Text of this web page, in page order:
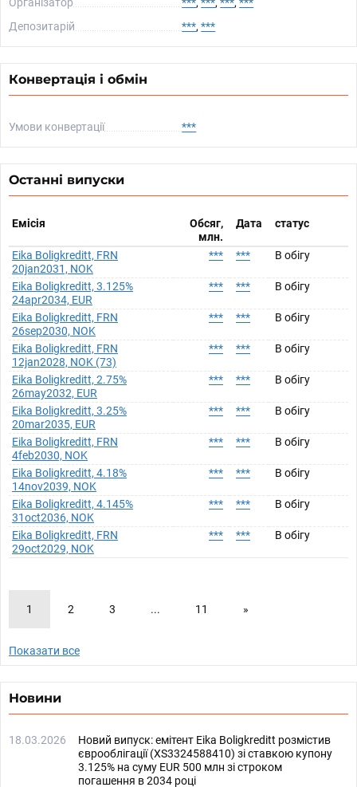
Депозитарій
***, ***
Конвертація і обмін
Умови конвертації ***
Останні випуски
Емісія
Обсяг,
млн.
Дата статус
Eika Boligkreditt, FRN
20jan2031, NOK
*** *** В обігу
Eika Boligkreditt, 3.125%
24apr2034, EUR
*** *** В обігу
Eika Boligkreditt, FRN
26sep2030, NOK
*** *** В обігу
Eika Boligkreditt, FRN
12jan2028, NOK (73)
*** *** В обігу
Eika Boligkreditt, 2.75%
26may2032, EUR
*** *** В обігу
Eika Boligkreditt, 3.25%
20mar2035, EUR
*** *** В обігу
Eika Boligkreditt, FRN
4feb2030, NOK
*** *** В обігу
Eika Boligkreditt, 4.18%
14nov2039, NOK
*** *** В обігу
Eika Boligkreditt, 4.145%
31oct2036, NOK
*** *** В обігу
Eika Boligkreditt, FRN
29oct2029, NOK
*** *** В обігу
1 2 3 ... 11 »
Показати все
Новини
18.03.2026
Новий випуск: емітент Eika Boligkreditt розмістив
єврооблігації (XS3324588410) зі ставкою купону
3.125% на суму EUR 500 млн зі строком
погашення в 2034 році